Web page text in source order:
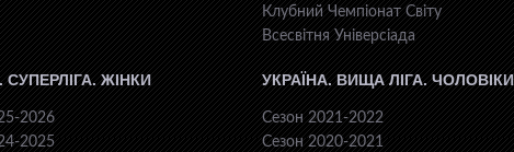
Клубний Чемпіонат Світу
Всесвiтня Унiверсiaда
СУПЕРЛІГА. ЖІНКИ
2026
2025
УКРАЇНА. ВИЩА ЛІГА. ЧОЛОВІКИ
Сезон 2021-2022
Сезон 2020-2021